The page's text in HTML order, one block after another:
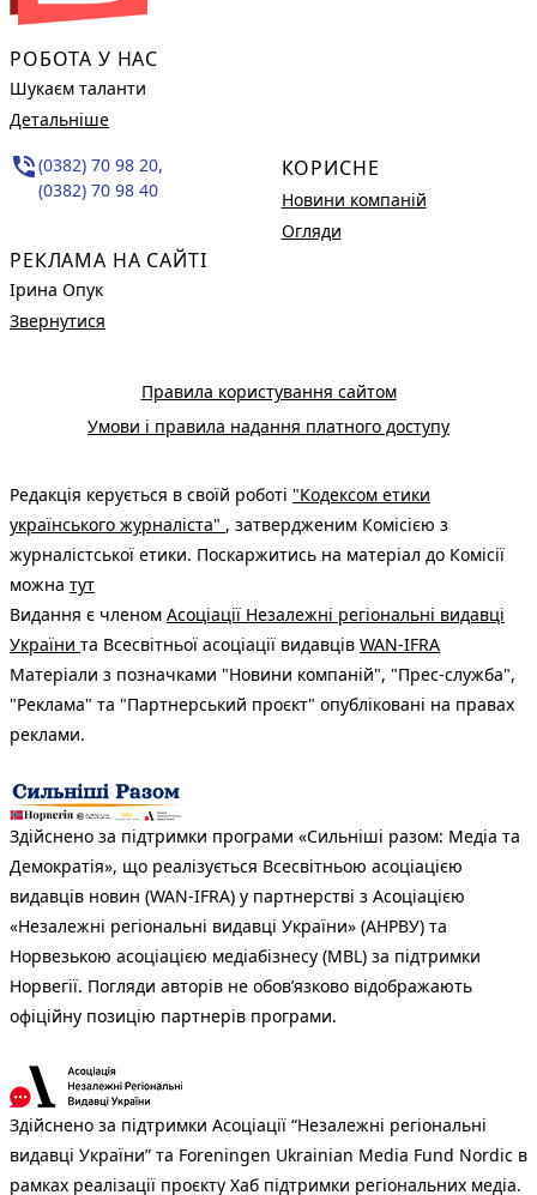
РОБОТА У НАС
Шукаєм таланти
Детальніше
phone_in_talk(0382) 70 98 20,
(0382) 70 98 40
РЕКЛАМА НА САЙТІ
Ірина Опук
Звернутися
КОРИСНЕ
Новини компаній
Огляди
Правила користування сайтом
Умови і правила надання платного доступу
Редакція керується в своїй роботі "Кодексом етики
українського журналіста" , затвердженим Комісією з
журналістської етики. Поскаржитись на матеріал до Комісії
можна тут
Видання є членом Асоціації Незалежні регіональні видавці
України та Всесвітньої асоціації видавців WAN-IFRA
Матеріали з позначками "Новини компаній", "Прес-служба",
"Реклама" та "Партнерський проєкт" опубліковані на правах
реклами.
Здійснено за підтримки програми «Сильніші разом: Медіа та
Демократія», що реалізується Всесвітньою асоціацією
видавців новин (WAN-IFRA) у партнерстві з Асоціацією
«Незалежні регіональні видавці України» (АНРВУ) та
Норвезькою асоціацією медіабізнесу (MBL) за підтримки
Норвегії. Погляди авторів не обов’язково відображають
офіційну позицію партнерів програми.
Здійснено за підтримки Асоціації “Незалежні регіональні
видавці України” та Foreningen Ukrainian Media Fund Nordic в
рамках реалізації проєкту Хаб підтримки регіональних медіа.